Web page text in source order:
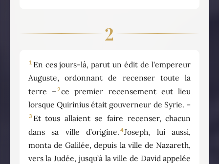
2
1 En ces jours-là, parut un édit de l’empereur
Auguste, ordonnant de recenser toute la
terre – 2ce premier recensement eut lieu
lorsque Quirinius était gouverneur de Syrie. –
3 Et tous allaient se faire recenser, chacun
dans sa ville d’origine. 4Joseph, lui aussi,
monta de Galilée, depuis la ville de Nazareth,
vers la Judée, jusqu’à la ville de David appelée